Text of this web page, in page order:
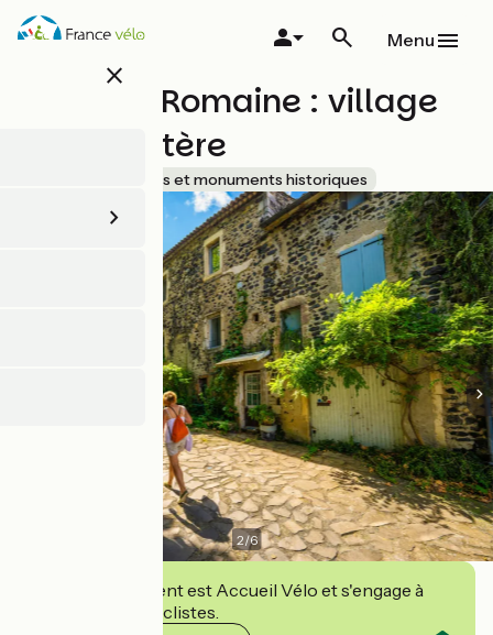
Aller
au
close
Menu
Alba-la-Romaine : village
de caractère
Sites et monuments historiques
2/6
Cet établissement est Accueil Vélo et s'engage à
accueillir des cyclistes.